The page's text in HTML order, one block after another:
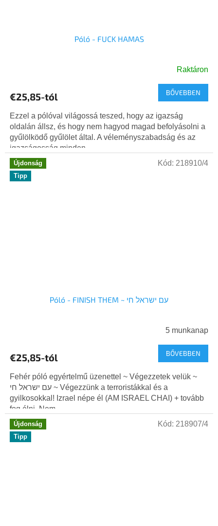
Póló - FUCK HAMAS
Raktáron
€25,85-tól BŐVEBBEN
Ezzel a pólóval világossá teszed, hogy az igazság
oldalán állsz, és hogy nem hagyod magad befolyásolni a
gyűlölködő gyűlölet által. A véleményszabadság és az
igazságosság minden...
Újdonság
Tipp
Póló - FINISH THEM ~ עם ישראל חי
5 munkanap
€25,85-tól BŐVEBBEN
Fehér póló egyértelmű üzenettel ~ Végezzetek velük ~
עם ישראל חי ~ Végezzünk a terroristákkal és a
gyilkosokkal! Izrael népe él (AM ISRAEL CHAI) + tovább
fog élni. Nem...
Kód: 218910/4
Újdonság
Tipp
Kód: 218907/4